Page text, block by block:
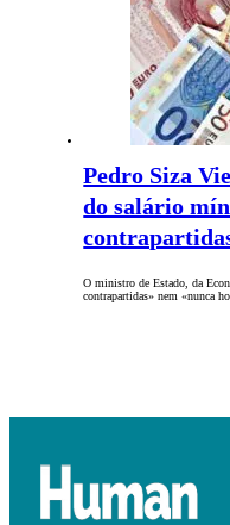
Pedro Siza
do salário
O ministro de Estado, da
contrapartidas» nem «nunca